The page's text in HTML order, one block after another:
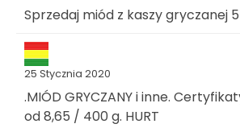
Sprzedaj miód z kaszy gryczanej
25 Stycznia 2020
.MIÓD GRYCZANY i inne.
od 8,65 / 400 g. HURT